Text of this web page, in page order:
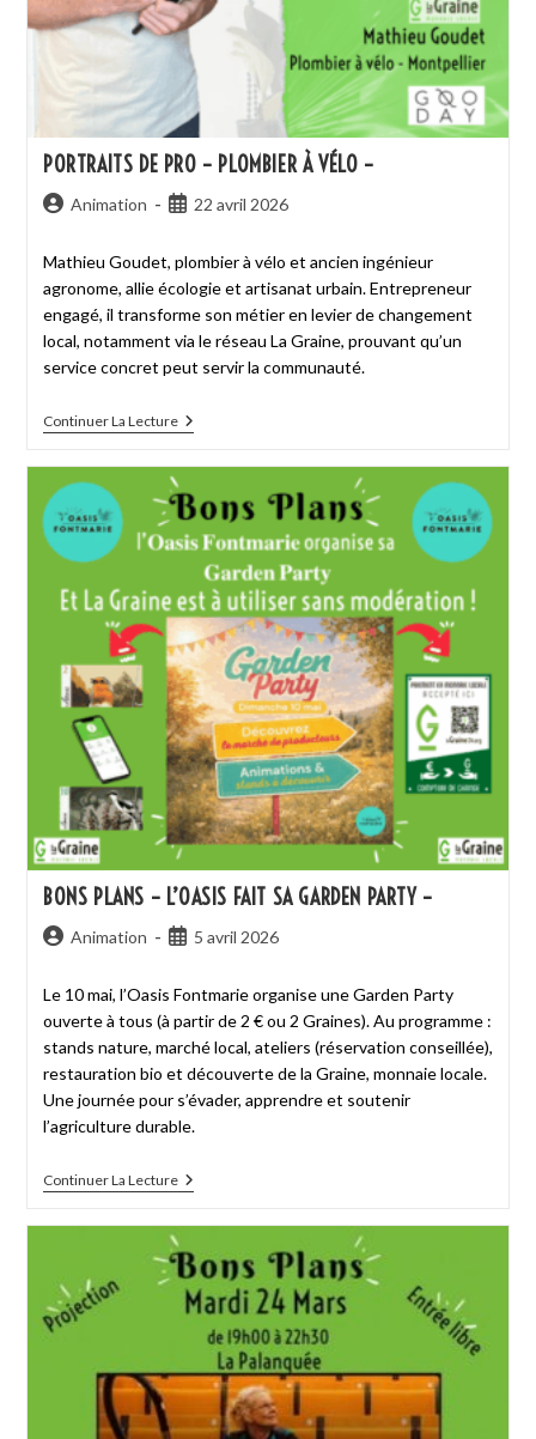
PORTRAITS DE PRO – PLOMBIER À VÉLO –
Animation 22 avril 2026
Mathieu Goudet, plombier à vélo et ancien ingénieur
agronome, allie écologie et artisanat urbain. Entrepreneur
engagé, il transforme son métier en levier de changement
local, notamment via le réseau La Graine, prouvant qu’un
service concret peut servir la communauté.
Continuer La Lecture
BONS PLANS – L’OASIS FAIT SA GARDEN PARTY –
Animation 5 avril 2026
Le 10 mai, l’Oasis Fontmarie organise une Garden Party
ouverte à tous (à partir de 2 € ou 2 Graines). Au programme :
stands nature, marché local, ateliers (réservation conseillée),
restauration bio et découverte de la Graine, monnaie locale.
Une journée pour s’évader, apprendre et soutenir
l’agriculture durable.
Continuer La Lecture